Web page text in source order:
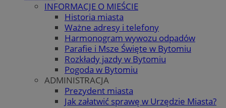
INFORMACJE O MIEŚCIE
Historia miasta
Ważne adresy i telefony
Harmonogram wywozu odpadów
Parafie i Msze Święte w Bytomiu
Rozkłady jazdy w Bytomiu
Pogoda w Bytomiu
ADMINISTRACJA
Prezydent miasta
Jak załatwić sprawę w Urzędzie Miasta?